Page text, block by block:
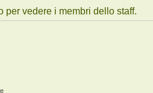
per vedere i membri dello staff.